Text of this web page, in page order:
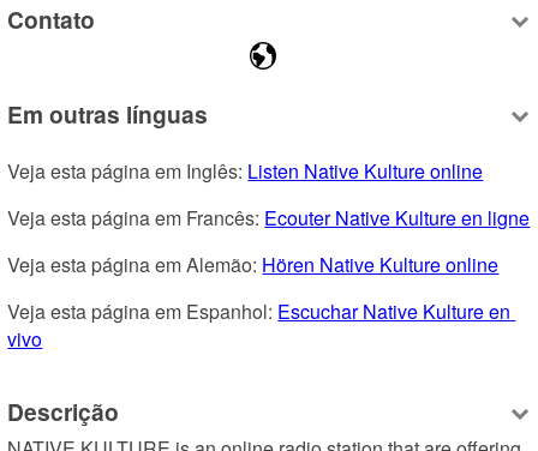
Contato
Em outras línguas
Veja esta página em Inglês: Listen Native Kulture online
Veja esta página em Francês: Ecouter Native Kulture en ligne
Veja esta página em Alemão: Hören Native Kulture online
Veja esta página em Espanhol: Escuchar Native Kulture en
vivo
Descrição